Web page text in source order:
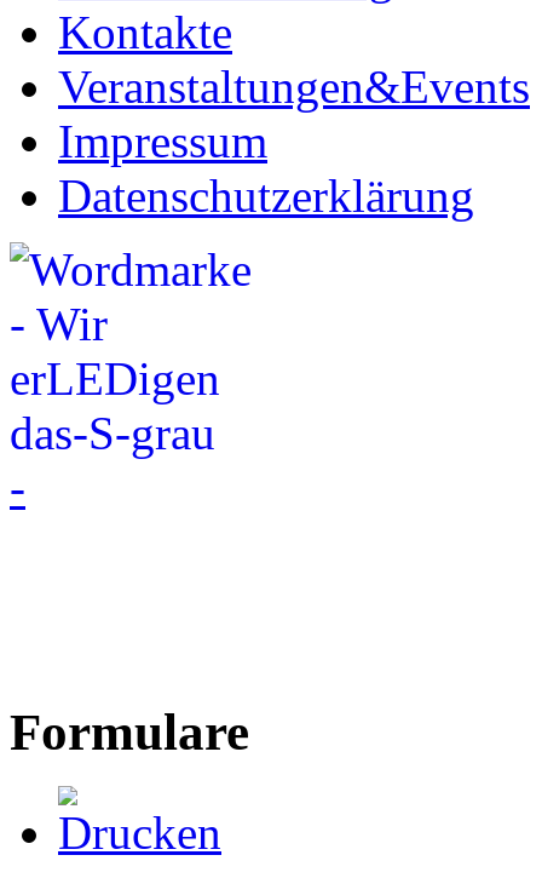
Kontakte
Veranstaltungen&Events
Impressum
Datenschutzerklärung
-
Formulare